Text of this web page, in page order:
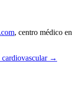
, centro médico en
cardiovascular →